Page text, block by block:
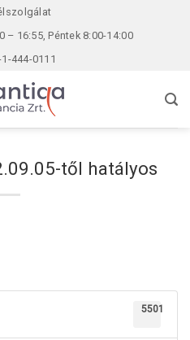
– 16:55, Péntek 8:00-14:00
444-0111
től hatályos
5501